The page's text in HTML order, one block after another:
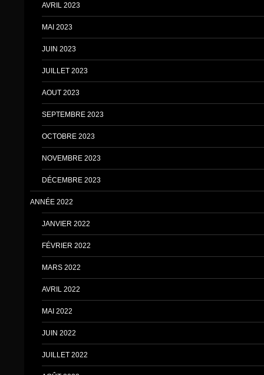
AVRIL 2023
MAI 2023
JUIN 2023
JUILLET 2023
AOUT 2023
SEPTEMBRE 2023
OCTOBRE 2023
NOVEMBRE 2023
DÉCEMBRE 2023
ANNÉE 2022
JANVIER 2022
FÉVRIER 2022
MARS 2022
AVRIL 2022
MAI 2022
JUIN 2022
JUILLET 2022